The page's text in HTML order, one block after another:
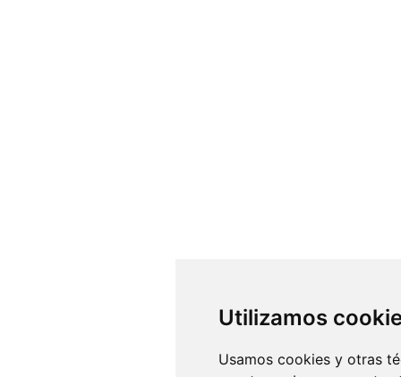
Utilizamos
Usamos cookies y otras